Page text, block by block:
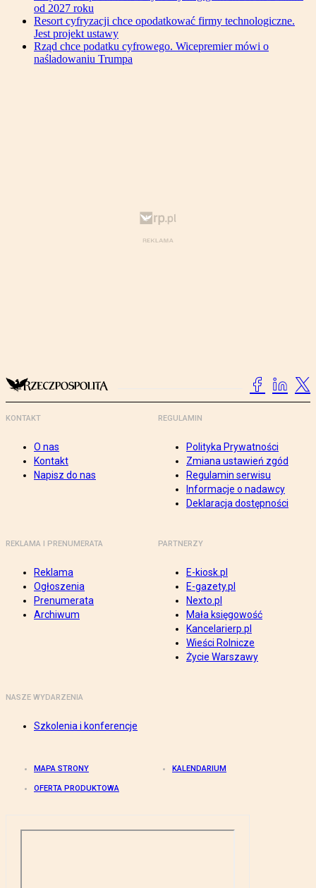
od 2027 roku
Resort cyfryzacji chce opodatkować firmy technologiczne.
Jest projekt ustawy
Rząd chce podatku cyfrowego. Wicepremier mówi o
naśladowaniu Trumpa
KONTAKT
O nas
Kontakt
Napisz do nas
REGULAMIN
Polityka Prywatności
Zmiana ustawień zgód
Regulamin serwisu
Informacje o nadawcy
Deklaracja dostępności
REKLAMA I PRENUMERATA
Reklama
Ogłoszenia
Prenumerata
Archiwum
PARTNERZY
E-kiosk.pl
E-gazety.pl
Nexto.pl
Mała księgowość
Kancelarierp.pl
Wieści Rolnicze
Życie Warszawy
NASZE WYDARZENIA
Szkolenia i konferencje
MAPA STRONY KALENDARIUM
OFERTA PRODUKTOWA